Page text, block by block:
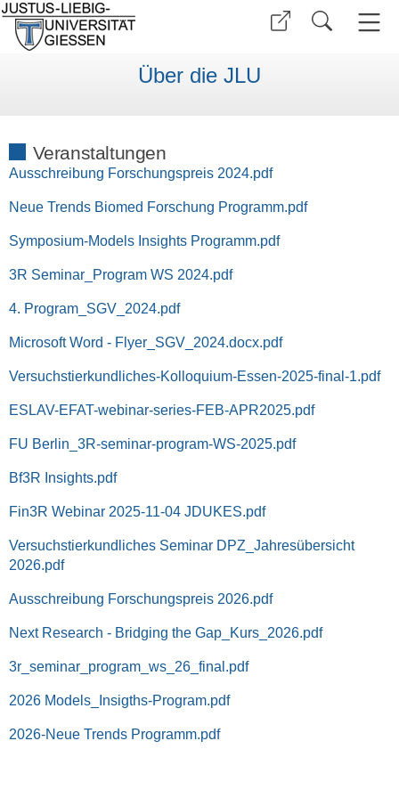
Über die JLU
Veranstaltungen
Ausschreibung Forschungspreis 2024.pdf
Neue Trends Biomed Forschung Programm.pdf
Symposium-Models Insights Programm.pdf
3R Seminar_Program WS 2024.pdf
4. Program_SGV_2024.pdf
Microsoft Word - Flyer_SGV_2024.docx.pdf
Versuchstierkundliches-Kolloquium-Essen-2025-final-1.pdf
ESLAV-EFAT-webinar-series-FEB-APR2025.pdf
FU Berlin_3R-seminar-program-WS-2025.pdf
Bf3R Insights.pdf
Fin3R Webinar 2025-11-04 JDUKES.pdf
Versuchstierkundliches Seminar DPZ_Jahresübersicht
2026.pdf
Ausschreibung Forschungspreis 2026.pdf
Next Research - Bridging the Gap_Kurs_2026.pdf
3r_seminar_program_ws_26_final.pdf
2026 Models_Insigths-Program.pdf
2026-Neue Trends Programm.pdf